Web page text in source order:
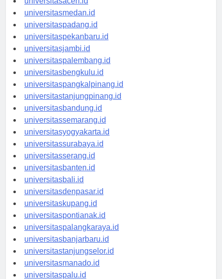
universitasaceh.id
universitasmedan.id
universitaspadang.id
universitaspekanbaru.id
universitasjambi.id
universitaspalembang.id
universitasbengkulu.id
universitaspangkalpinang.id
universitastanjungpinang.id
universitasbandung.id
universitassemarang.id
universitasyogyakarta.id
universitassurabaya.id
universitasserang.id
universitasbanten.id
universitasbali.id
universitasdenpasar.id
universitaskupang.id
universitaspontianak.id
universitaspalangkaraya.id
universitasbanjarbaru.id
universitastanjungselor.id
universitasmanado.id